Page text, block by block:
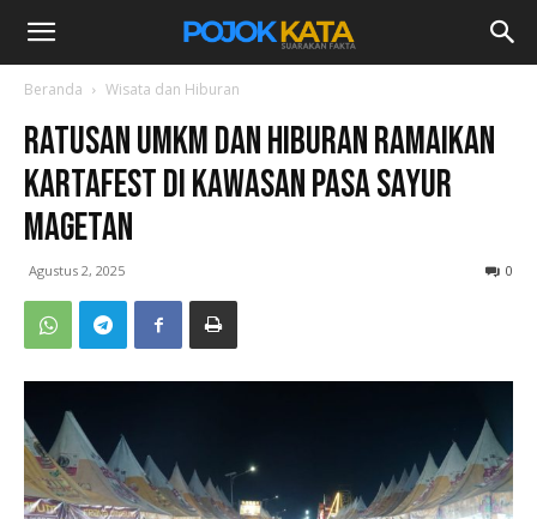
Beranda Wisata dan Hiburan
Ratusan UMKM dan Hiburan Ramaikan
Kartafest di Kawasan Pasa Sayur
Magetan
Agustus 2, 2025 0